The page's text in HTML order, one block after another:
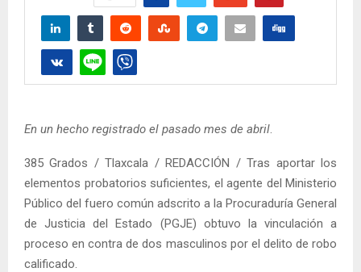
En un hecho registrado el pasado mes de abril
385 Grados / Tlaxcala / REDACCIÓN / Tras aportar los
elementos probatorios suficientes, el agente del Ministerio
Público del fuero común adscrito a la Procuraduría General
de Justicia del Estado (PGJE) obtuvo la vinculación a
proceso en contra de dos masculinos por el delito de robo
calificado.